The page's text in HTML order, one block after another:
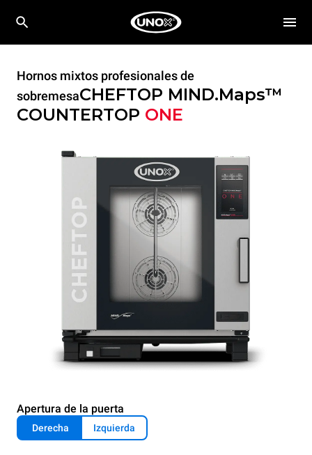
Hornos mixtos profesionales de
sobremesaCHEFTOP MIND.Maps™
COUNTERTOP ONE
Apertura de la puerta
Derecha Izquierda